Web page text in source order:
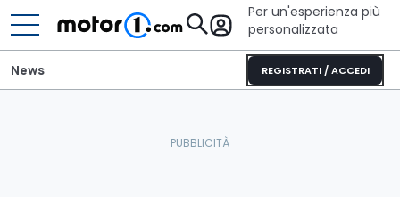
Per un'esperienza più
personalizzata
REGISTRATI / ACCEDI
News